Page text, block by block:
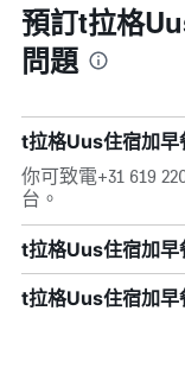
預訂t拉格
問題
t拉格Uus住宿加早
你可致電+31 619
台。
t拉格Uus住宿加早
t拉格Uus住宿加早